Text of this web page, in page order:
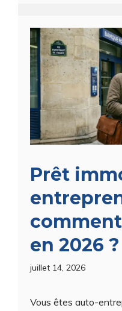
Prêt
en 2026 ?
juillet 14, 2026
Vous êtes auto-